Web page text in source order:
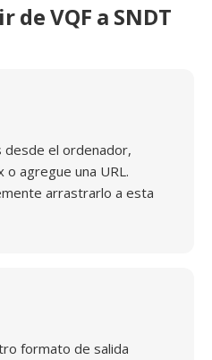
de VQF a SNDT
desde el ordenador,
agregue una URL.
arrastrarlo a esta
formato de salida